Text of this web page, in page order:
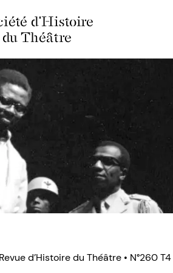
d'Histoire
du Théâtre
Revue d’Histoire du Théâtre • N°260